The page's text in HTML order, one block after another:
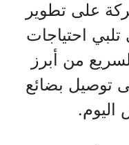
على تطوير
احتياجات
من أبرز
توصيل بضائع